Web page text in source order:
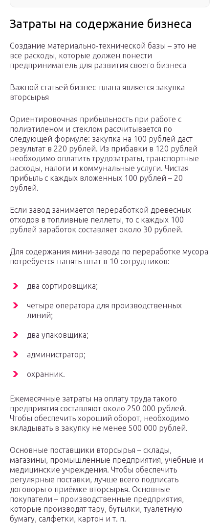
Затраты на содержание бизнеса
Создание материально-технической базы – это не
все расходы, которые должен понести
предприниматель для развития своего бизнеса
Важной статьей бизнес-плана является закупка
вторсырья
Ориентировочная прибыльность при работе с
полиэтиленом и стеклом рассчитывается по
следующей формуле: закупка на 100 рублей даст
результат в 220 рублей. Из прибавки в 120 рублей
необходимо оплатить трудозатраты, транспортные
расходы, налоги и коммунальные услуги. Чистая
прибыль с каждых вложенных 100 рублей – 20
рублей.
Если завод занимается переработкой древесных
отходов в топливные пеллеты, то с каждых 100
рублей заработок составляет около 30 рублей.
Для содержания мини-завода по переработке мусора
потребуется нанять штат в 10 сотрудников:
два сортировщика;
четыре оператора для производственных
линий;
два упаковщика;
администратор;
охранник.
Ежемесячные затраты на оплату труда такого
предприятия составляют около 250 000 рублей.
Чтобы обеспечить хороший оборот, необходимо
вкладывать в закупку не менее 500 000 рублей.
Основные поставщики вторсырья – склады,
магазины, промышленные предприятия, учебные и
медицинские учреждения. Чтобы обеспечить
регулярные поставки, лучше всего подписать
договоры о приёмке вторсырья. Основные
покупатели – производственные предприятия,
которые производят тару, бутылки, туалетную
бумагу, салфетки, картон и т. п.